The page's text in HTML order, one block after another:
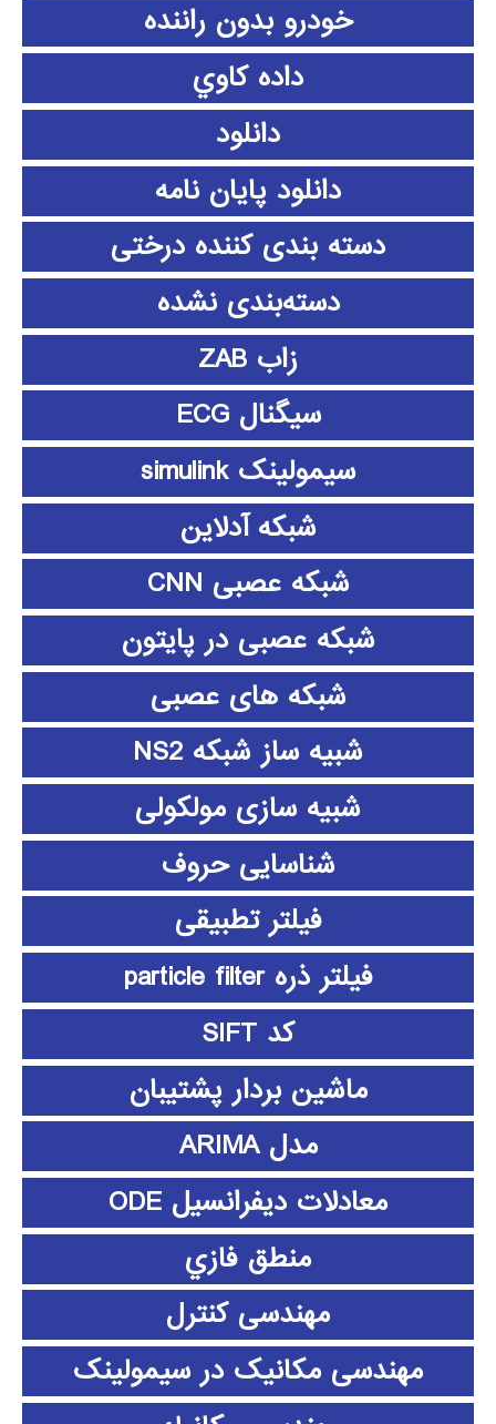
خودرو بدون راننده
داده كاوي
دانلود
دانلود پايان نامه
دسته بندی کننده درختی
دسته‌بندی نشده
زاب ZAB
سیگنال ECG
سیمولینک simulink
شبکه آدلاین
شبکه عصبی CNN
شبکه عصبی در پایتون
شبکه های عصبی
شبیه ساز شبکه NS2
شبیه سازی مولکولی
شناسایی حروف
فیلتر تطبیقی
فیلتر ذره particle filter
کد SIFT
ماشین بردار پشتیبان
مدل ARIMA
معادلات دیفرانسیل ODE
منطق فازي
مهندسی کنترل
مهندسی مکانیک در سیمولینک